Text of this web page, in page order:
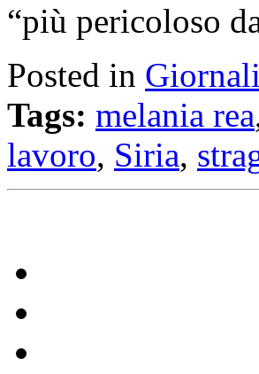
“più pericoloso
Posted in
Tags: melania rea
lavoro, Siria,